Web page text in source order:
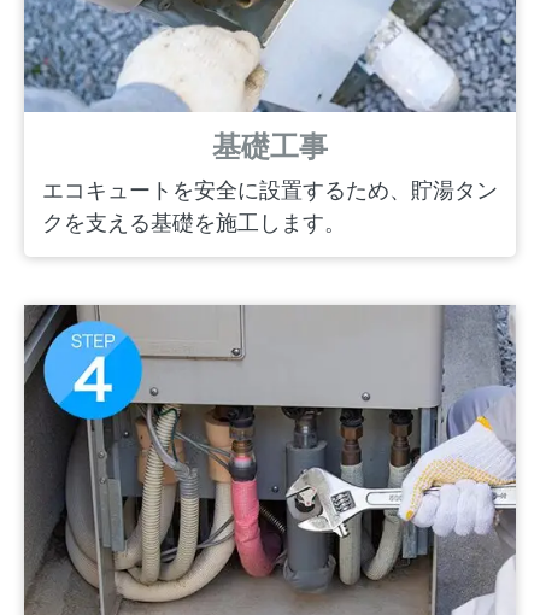
基礎工事
エコキュートを安全に設置するため、貯湯タン
クを支える基礎を施工します。